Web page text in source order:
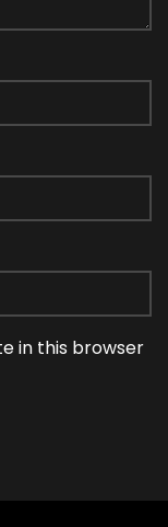
in this browser